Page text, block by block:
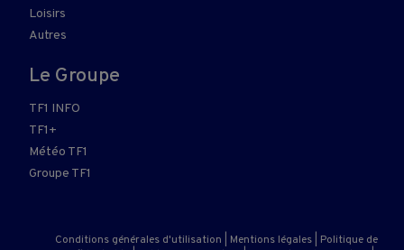
Loisirs
Autres
Le Groupe
TF1 INFO
TF1+
Météo TF1
Groupe TF1
Conditions générales d'utilisation Mentions légales
Politique de